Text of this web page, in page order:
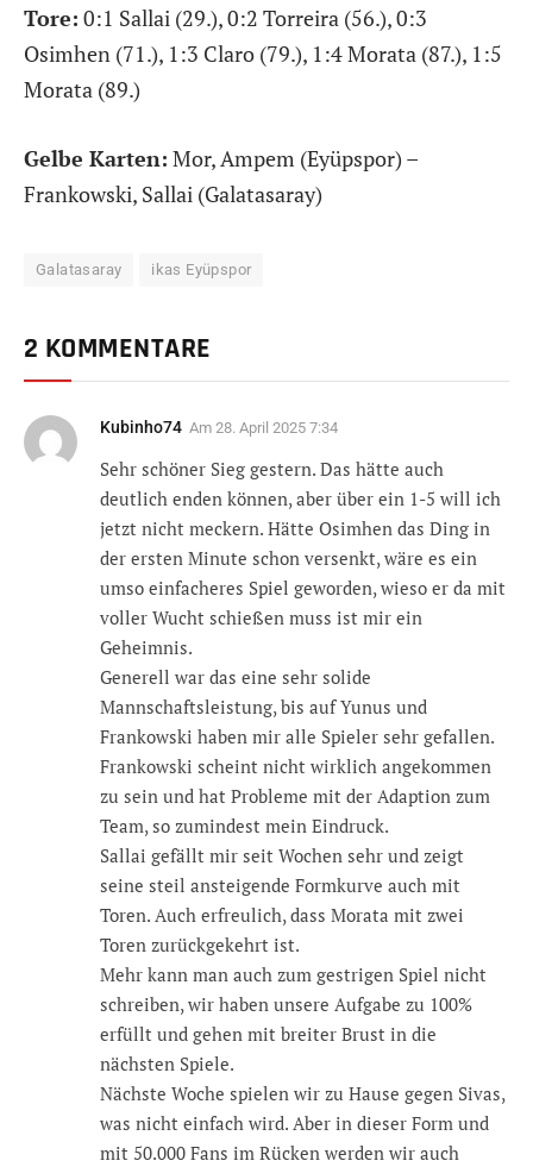
Tore: 0:1 Sallai (29.), 0:2 Torreira (56.), 0:3
Osimhen (71.), 1:3 Claro (79.), 1:4 Morata (87.), 1:5
Morata (89.)
Gelbe Karten: Mor, Ampem (Eyüpspor) –
Frankowski, Sallai (Galatasaray)
Galatasaray ikas Eyüpspor
2 KOMMENTARE
Kubinho74 Am 28. April 2025 7:34
Sehr schöner Sieg gestern. Das hätte auch
deutlich enden können, aber über ein 1-5 will ich
jetzt nicht meckern. Hätte Osimhen das Ding in
der ersten Minute schon versenkt, wäre es ein
umso einfacheres Spiel geworden, wieso er da mit
voller Wucht schießen muss ist mir ein
Geheimnis.
Generell war das eine sehr solide
Mannschaftsleistung, bis auf Yunus und
Frankowski haben mir alle Spieler sehr gefallen.
Frankowski scheint nicht wirklich angekommen
zu sein und hat Probleme mit der Adaption zum
Team, so zumindest mein Eindruck.
Sallai gefällt mir seit Wochen sehr und zeigt
seine steil ansteigende Formkurve auch mit
Toren. Auch erfreulich, dass Morata mit zwei
Toren zurückgekehrt ist.
Mehr kann man auch zum gestrigen Spiel nicht
schreiben, wir haben unsere Aufgabe zu 100%
erfüllt und gehen mit breiter Brust in die
nächsten Spiele.
Nächste Woche spielen wir zu Hause gegen Sivas,
was nicht einfach wird. Aber in dieser Form und
mit 50.000 Fans im Rücken werden wir auch